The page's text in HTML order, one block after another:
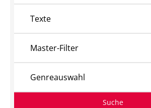
Texte
Master-Filter
Genreauswahl
Suche